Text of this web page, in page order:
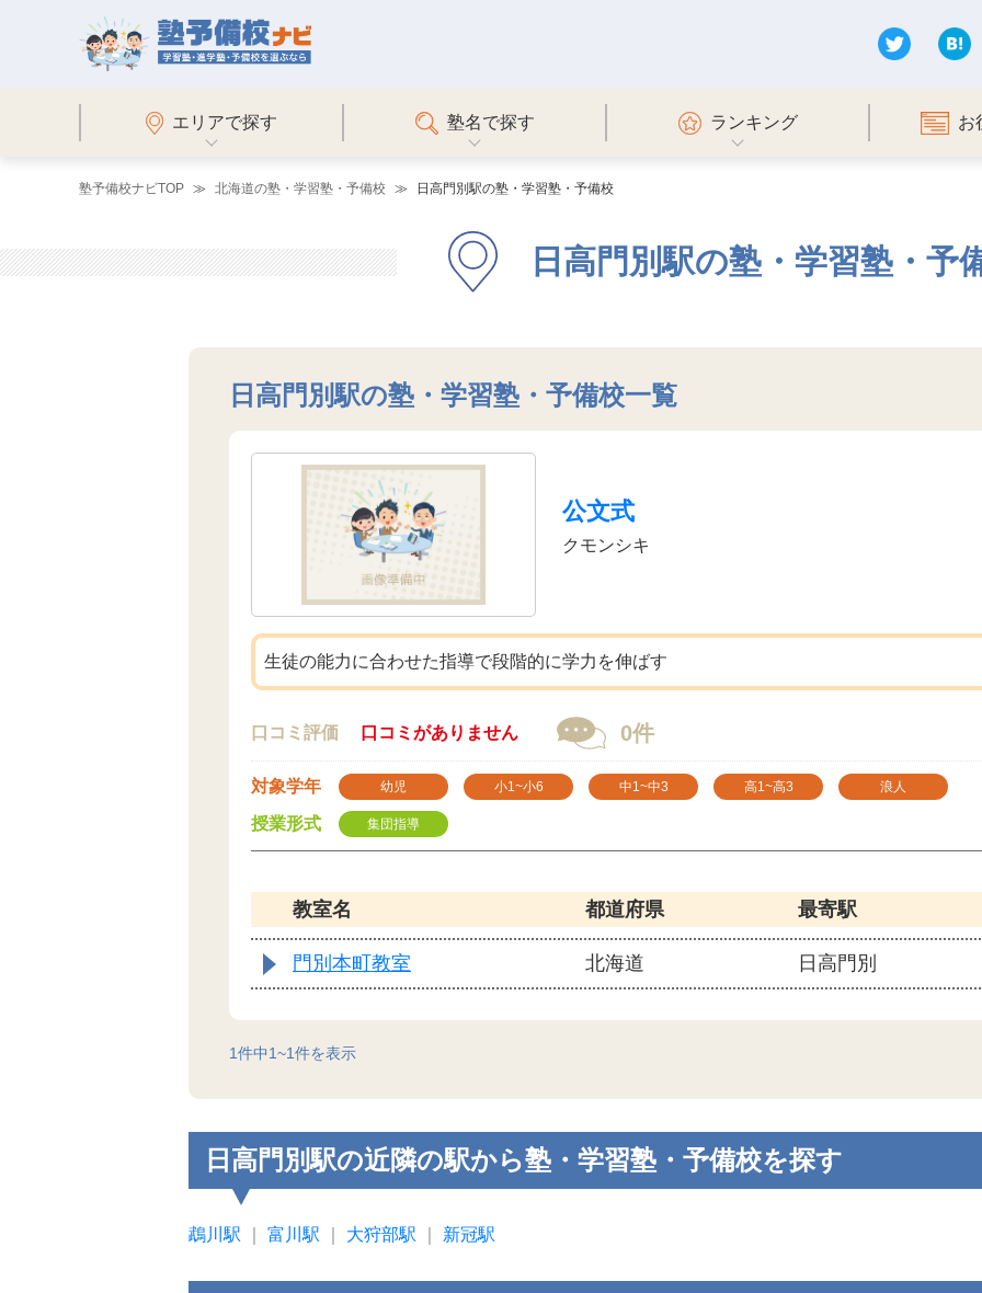
エリアで探す 塾名で探す ランキング お
塾予備校ナビTOP 北海道の塾・学習塾・予備校 日高門別駅の塾・学習塾・予備校
日高門別駅の塾・学習塾・予
日高門別駅の塾・学習塾・予備校一覧
公文式
クモンシキ
生徒の能力に合わせた指導で段階的に学力を伸ばす
口コミ評価 口コミがありません 0件
対象学年 幼児 小1~小6 中1~中3 高1~高3 浪人
授業形式 集団指導
教室名 都道府県 最寄駅
門別本町教室 北海道 日高門別
1件中1~1件を表示
日高門別駅の近隣の駅から塾・学習塾・予備校を探す
鵡川駅 富川駅 大狩部駅 新冠駅